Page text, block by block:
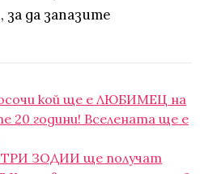
за да запазите
кой ще e ЛЮБИМЕЦ на
20 години! Вселената ще е
ТРИ ЗОДИИ ще получат